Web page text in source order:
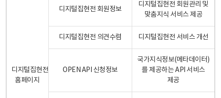
디지털집현전
홈페이지
디지털집현전 회원정보
디지털집현전 회원관리 및
맞춤지식 서비스 제공
디지털집현전 의견수렴 디지털집현전 서비스 개선
OPEN API 신청정보
국가지식정보(메타데이터)
를 제공하는 API 서비스
제공